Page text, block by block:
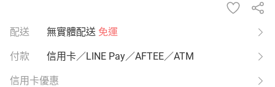
配送 無實體配送 免運
付款 信用卡／LINE Pay／AFTEE／ATM
信用卡優惠